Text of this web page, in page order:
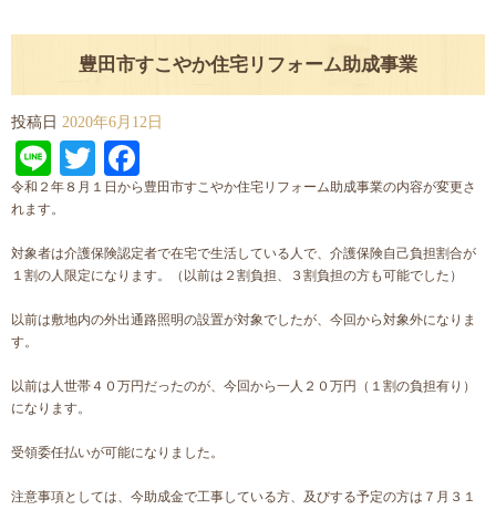
豊田市すこやか住宅リフォーム助成事業
投稿日 2020年6月12日
LineTwitter
令和２年８月１日から豊田市すこやか住宅リフォーム助成事業の内容が変更さ
れます。
対象者は介護保険認定者で在宅で生活している人で、介護保険自己負担割合が
１割の人限定になります。（以前は２割負担、３割負担の方も可能でした）
以前は敷地内の外出通路照明の設置が対象でしたが、今回から対象外になりま
す。
以前は人世帯４０万円だったのが、今回から一人２０万円（１割の負担有り）
になります。
受領委任払いが可能になりました。
注意事項としては、今助成金で工事している方、及びする予定の方は７月３１